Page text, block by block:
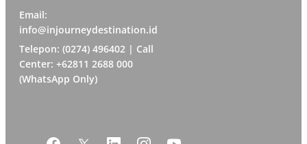
Email:
info@injourneydestination.id
Telepon: (0274) 496402 | Call
Center: +62811 2688 000
(WhatsApp Only)